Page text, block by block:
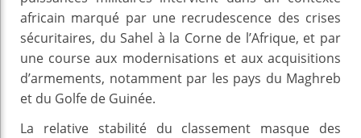
africain marqué par une recrudescence des crises
sécuritaires, du Sahel à la Corne de l’Afrique, et par
une course aux modernisations et aux acquisitions
d’armements, notamment par les pays du Maghreb
et du Golfe de Guinée.
La relative stabilité du classement masque des